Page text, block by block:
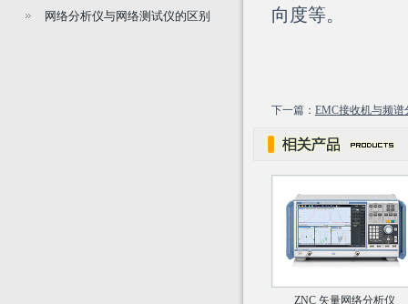
网络分析仪与网络测试仪的区别
向度等。
下一篇： EMC接收机与频
ZNC 矢量网络分析仪